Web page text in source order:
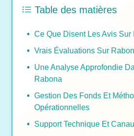
Table des matières
Ce Que Disent Les Avis Sur
Vrais Évaluations Sur
Une Analyse Approfondie
Rabona
Gestion Des Fonds Et
Opérationnelles
Support Technique Et